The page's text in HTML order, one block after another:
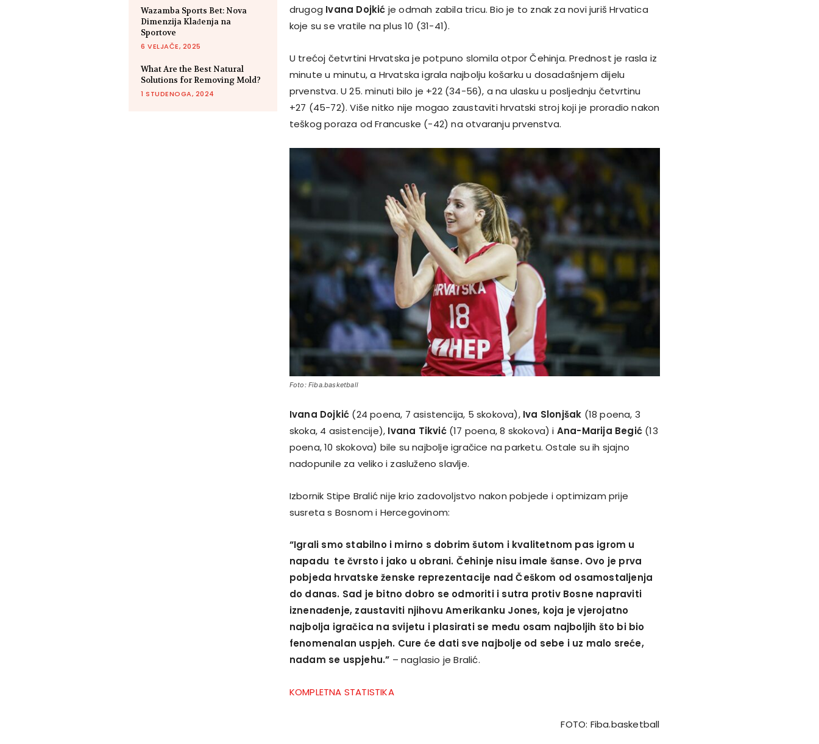
Wazamba Sports Bet: Nova
Dimenzija Klađenja na
Sportove
6 VELJAČE, 2025
What Are the Best Natural
Solutions for Removing Mold?
1 STUDENOGA, 2024
drugog Ivana Dojkić je odmah zabila tricu. Bio je to znak za novi juriš Hrvatica
koje su se vratile na plus 10 (31-41).
U trećoj četvrtini Hrvatska je potpuno slomila otpor Čehinja. Prednost je rasla iz
minute u minutu, a Hrvatska igrala najbolju košarku u dosadašnjem dijelu
prvenstva. U 25. minuti bilo je +22 (34-56), a na ulasku u posljednju četvrtinu
+27 (45-72). Više nitko nije mogao zaustaviti hrvatski stroj koji je proradio nakon
teškog poraza od Francuske (-42) na otvaranju prvenstva.
Foto: Fiba.basketball
Ivana Dojkić (24 poena, 7 asistencija, 5 skokova),Iva Slonjšak (18 poena, 3
skoka, 4 asistencije), Ivana Tikvić(17 poena, 8 skokova) i Ana-Marija Begić(13
poena, 10 skokova) bile su najbolje igračice na parketu. Ostale su ih sjajno
nadopunile za veliko i zasluženo slavlje.
Izbornik Stipe Bralić nije krio zadovoljstvo nakon pobjede i optimizam prije
susreta s Bosnom i Hercegovinom:
“Igrali smo stabilno i mirno s dobrim šutom i kvalitetnom pas igrom u
napadu te čvrsto i jako u obrani. Čehinje nisu imale šanse. Ovo je prva
pobjeda hrvatske ženske reprezentacije nad Češkom od osamostaljenja
do danas. Sad je bitno dobro se odmoriti i sutra protiv Bosne napraviti
iznenađenje, zaustaviti njihovu Amerikanku Jones, koja je vjerojatno
najbolja igračica na svijetu i plasirati se među osam najboljih što bi bio
fenomenalan uspjeh. Cure će dati sve najbolje od sebe i uz malo sreće,
nadam se uspjehu.” – naglasio je Bralić.
KOMPLETNA STATISTIKA
FOTO: Fiba.basketball